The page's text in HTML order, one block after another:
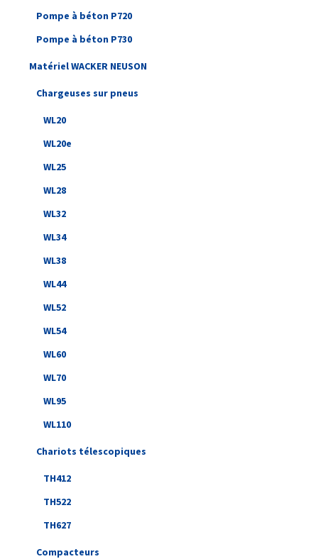
Pompe à béton P720
Pompe à béton P730
Matériel WACKER NEUSON
Chargeuses sur pneus
WL20
WL20e
WL25
WL28
WL32
WL34
WL38
WL44
WL52
WL54
WL60
WL70
WL95
WL110
Chariots télescopiques
TH412
TH522
TH627
Compacteurs